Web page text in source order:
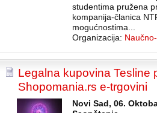
studentima pružena
kompanija-članica
mogućnostima...
Organizacija:
Legalna kupovina Tesline
Shopomania.rs e-trgovini
Novi Sad, 06.